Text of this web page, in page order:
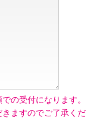
の受付になります。
ますのでご了承くだ